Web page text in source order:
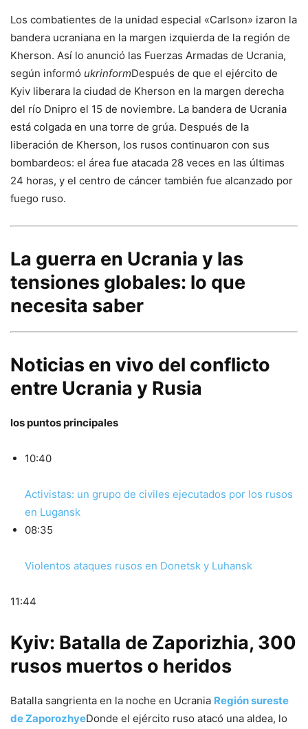
Los combatientes de la unidad especial «Carlson» izaron la
bandera ucraniana en la margen izquierda de la región de
Kherson. Así lo anunció las Fuerzas Armadas de Ucrania,
según informó ukrinformDespués de que el ejército de
Kyiv liberara la ciudad de Kherson en la margen derecha
del río Dnipro el 15 de noviembre. La bandera de Ucrania
está colgada en una torre de grúa. Después de la
liberación de Kherson, los rusos continuaron con sus
bombardeos: el área fue atacada 28 veces en las últimas
24 horas, y el centro de cáncer también fue alcanzado por
fuego ruso.
La guerra en Ucrania y las
tensiones globales: lo que
necesita saber
Noticias en vivo del conflicto
entre Ucrania y Rusia
los puntos principales
10:40
Activistas: un grupo de civiles ejecutados por los rusos
en Lugansk
08:35
Violentos ataques rusos en Donetsk y Luhansk
11:44
Kyiv: Batalla de Zaporizhia, 300
rusos muertos o heridos
Batalla sangrienta en la noche en Ucrania Región sureste
de ZaporozhyeDonde el ejército ruso atacó una aldea, lo